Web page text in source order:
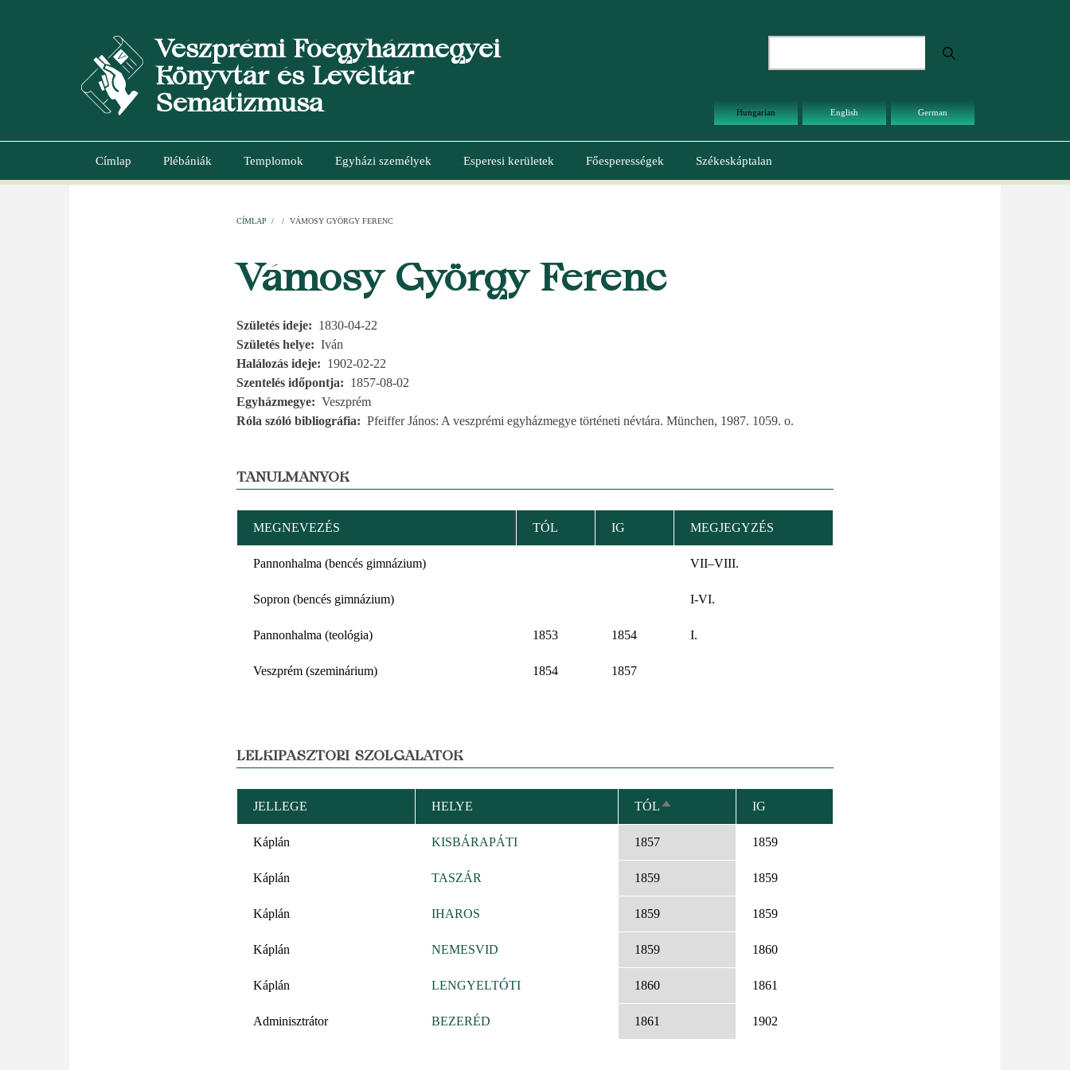
Veszprémi Főegyházmegyei
Könyvtár és Levéltár
Sematizmusa
Hungarian English German
Main
Címlap Plébániák Templomok Egyházi személyek Esperesi kerületek Főesperességek Székeskáptalan
CÍMLAP / / VÁMOSY GYÖRGY FERENC
Vámosy György Ferenc
Születés ideje
1830-04-22
Születés helye
Iván
Halálozás ideje
1902-02-22
Szentelés időpontja
1857-08-02
Egyházmegye
Veszprém
Róla szóló bibliográfia
Pfeiffer János: A veszprémi egyházmegye történeti névtára. München, 1987. 1059. o.
TANULMÁNYOK
MEGNEVEZÉS TÓL IG MEGJEGYZÉS
Pannonhalma (bencés gimnázium) VII–VIII.
Sopron (bencés gimnázium) I-VI.
Pannonhalma (teológia) 1853 1854 I.
Veszprém (szeminárium) 1854 1857
LELKIPÁSZTORI SZOLGÁLATOK
JELLEGE HELYE TÓLCSÖKKENŐ
RENDEZÉS
IG
Káplán KISBÁRAPÁTI 1857 1859
Káplán TASZÁR 1859 1859
Káplán IHAROS 1859 1859
Káplán NEMESVID 1859 1860
Káplán LENGYELTÓTI 1860 1861
Adminisztrátor BEZERÉD 1861 1902